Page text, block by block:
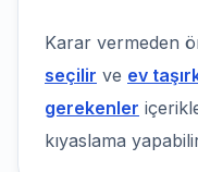
Karar vermeden
seçilir ve ev
gerekenler
kıyaslama